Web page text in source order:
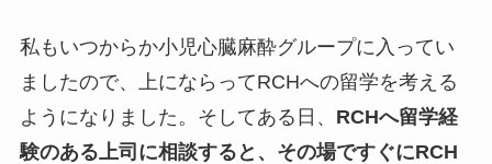
私もいつからか小児心臓麻酔グループに入ってい
ましたので、上にならってRCHへの留学を考える
ようになりました。そしてある日、 RCHへ留学経
験のある上司に相談すると、その場ですぐにRCH